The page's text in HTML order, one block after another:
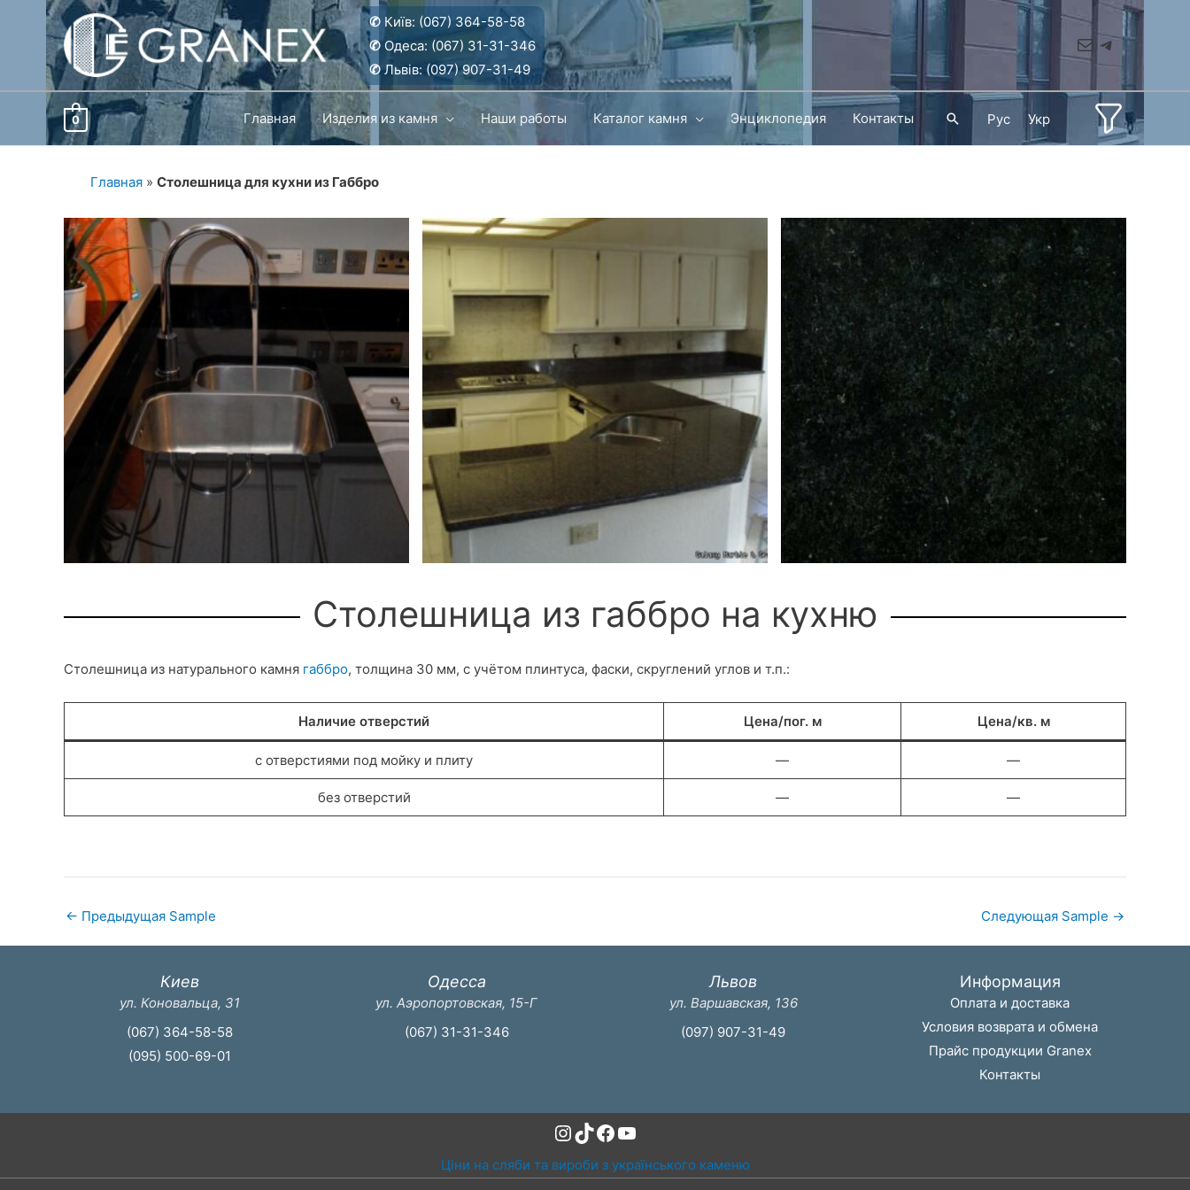
Перейти
содержимому
✆ Київ: (067) 364-58-58
✆Одеса: (067) 31-31-346
✆Львів: (097) 907-31-49
MailTelegram
0 Главная Изделия из камня Наши работы Каталог камня Энциклопедия Контакты ПоискРус Укр
Главная » Столешница для кухни из Габбро
Столешница из габбро на кухню
Столешница из натурального камня габбро, толщина 30 мм, с учётом плинтуса, фаски, скруглений углов и т.п.:
Наличие отверстий Цена/пог. м Цена/кв. м
с отверстиями под мойку и плиту — —
без отверстий — —
← Предыдущая Sample Следующая Sample →
Киев
ул. Коновальца, 31
(067) 364-58-58
(095) 500-69-01
Одесса
ул. Аэропортовская, 15-Г
(067) 31-31-346
Львов
ул. Варшавская, 136
(097) 907-31-49
Информация
Оплата и доставка
Условия возврата и обмена
Прайс продукции Granex
Контакты
Instagram
TikTok
Facebook
YouTube
Ціни на сляби та вироби з українського каменю